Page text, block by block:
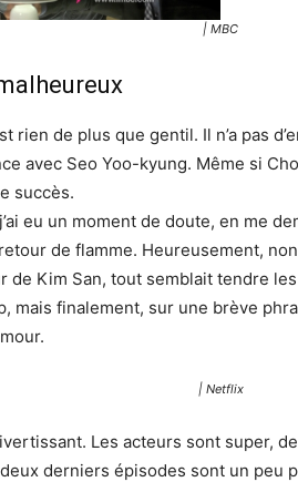
| MBC
rien de plus que gentil. Il n’a pas
avec Seo Yoo-kyung. Même si
succès.
eu un moment de doute, en me
de flamme. Heureusement,
de Kim San, tout semblait tendre
mais finalement, sur une brève
| Netflix
Les acteurs sont super,
derniers épisodes sont un peu